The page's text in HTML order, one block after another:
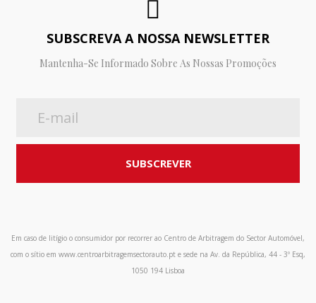
SUBSCREVA A NOSSA NEWSLETTER
Mantenha-Se Informado Sobre As Nossas Promoções
Em caso de litígio o consumidor por recorrer ao Centro de Arbitragem do Sector Automóvel,
com o sítio em www.centroarbitragemsectorauto.pt e sede na Av. da República, 44 - 3º Esq,
1050 194 Lisboa